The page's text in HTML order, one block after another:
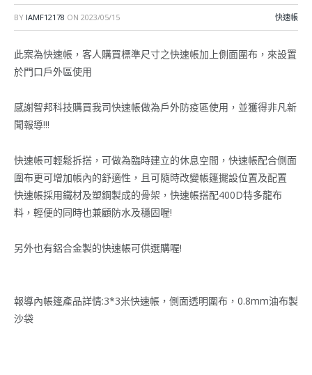
BY IAMF12178 ON 2023/05/15 快速帳
此案為快速帳，客人購買標準尺寸之快速帳加上側面圍布，來設置
於門口戶外區使用
感謝智邦科技購買我司快速帳做為戶外防疫區使用，並獲得非凡新
聞報導!!!
快速帳可輕鬆拆搭，可做為臨時建立的休息空間，快速帳配合側面
圍布更可增加帳內的舒適性，且可隨時改變帳篷擺設位置及配置
快速帳採用鐵材及塑鋼製成的骨架，快速帳搭配400D特多龍布
料， 輕便的同時也兼顧防水及穩固喔!
另外也有鋁合金製的快速帳可供選購喔!
報導內帳篷產品詳情:3*3米快速帳，側面透明圍布，0.8mm油布製
沙袋